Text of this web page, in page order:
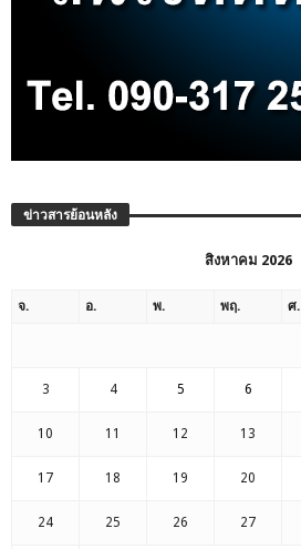
ข่าวสารย้อนหลัง
สิงหาคม 2026
จ. อ. พ. พฤ. ศ.
3 4 5 6
10 11 12 13
17 18 19 20
24 25 26 27